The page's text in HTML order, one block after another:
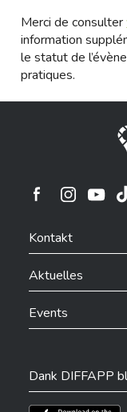
Merci de consulter
information
le statut de
pratiques.
Ville de
Kontakt
Aktuelles
Events
Dank DIFFAPP